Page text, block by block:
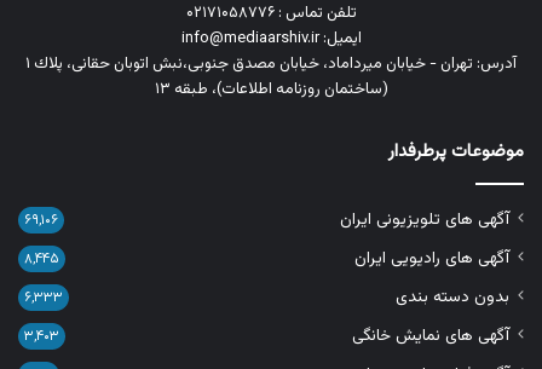
تلفن تماس : ۰۲۱۷۱۰۵۸۷۷۶
ایمیل: info@mediaarshiv.ir
آدرس: تهران - خیابان میرداماد، خیابان مصدق جنوبی،نبش اتوبان حقانی، پلاك ١
(ساختمان روزنامه اطلاعات)، طبقه ۱۳
موضوعات پرطرفدار
آگهی های تلویزیونی ایران ۶۹,۱۰۶
آگهی های رادیویی ایران ۸,۴۴۵
بدون دسته بندی ۶,۳۳۳
آگهی های نمایش خانگی ۳,۴۰۳